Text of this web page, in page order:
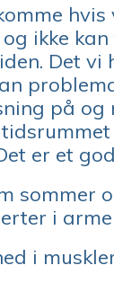
ikke
Det vi
på
er et
sommer
i
i